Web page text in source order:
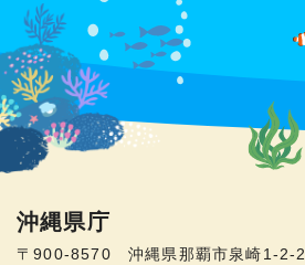
沖縄県庁
〒900-8570 沖縄県那覇市泉崎1-2-2